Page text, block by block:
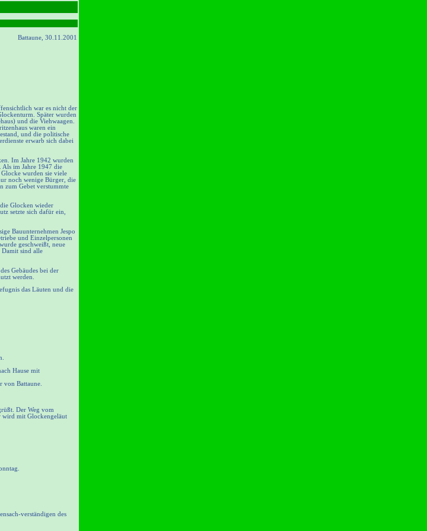
Battaune, 30.11.2001
war es nicht der
Später wurden
und die Viehwaagen.
waren ein
und die politische
erwarb sich dabei
Im Jahre 1942 wurden
Als im Jahre 1947 die
wurden sie viele
noch wenige Bürger, die
zum Gebet verstummte
Glocken wieder
setzte sich dafür ein,
Bauunternehmen Jespo
und Einzelpersonen
geschweißt, neue
Damit sind alle
Gebäudes bei der
werden.
das Läuten und die
Hause mit
von Battaune.
Der Weg vom
wird mit Glockengeläut
verständigen des